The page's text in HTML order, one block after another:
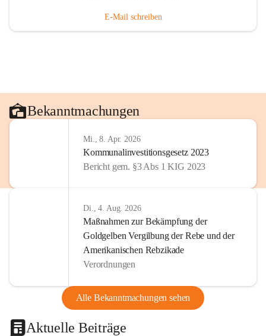
E-Mail schreiben
Bekanntmachungen
Mi., 8. Apr. 2026
Kommunalinvestitionsgesetz 2023
Bericht gem. §3 Abs 1 KIG 2023
Di., 4. Aug. 2026
Maßnahmen zur Bekämpfung der
Goldgelben Vergilbung der Rebe und der
Amerikanischen Rebzikade
Verordnungen
Alle Bekanntmachungen sehen
Aktuelle Beiträge